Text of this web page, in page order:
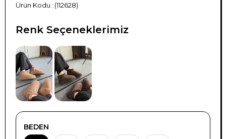
(112628)
Renk Seçeneklerimiz
BEDEN